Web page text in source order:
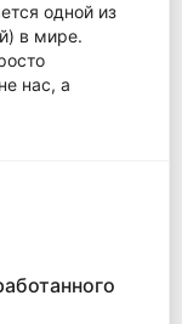
одной из
в мире.
нас, а